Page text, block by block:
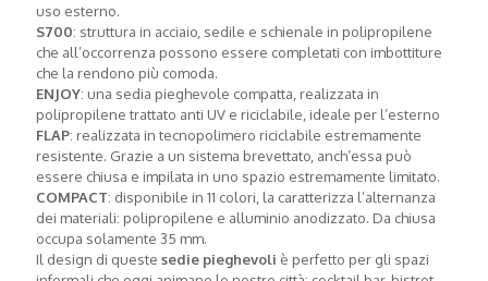
uso esterno.
S700: struttura in acciaio, sedile e schienale in polipropilene
che all’occorrenza possono essere completati con imbottiture
che la rendono più comoda.
ENJOY: una sedia pieghevole compatta, realizzata in
polipropilene trattato anti UV e riciclabile, ideale per l’esterno
FLAP: realizzata in tecnopolimero riciclabile estremamente
resistente. Grazie a un sistema brevettato, anch’essa può
essere chiusa e impilata in uno spazio estremamente limitato.
COMPACT: disponibile in 11 colori, la caratterizza l’alternanza
dei materiali: polipropilene e alluminio anodizzato. Da chiusa
occupa solamente 35 mm.
Il design di queste sedie pieghevoli è perfetto per gli spazi